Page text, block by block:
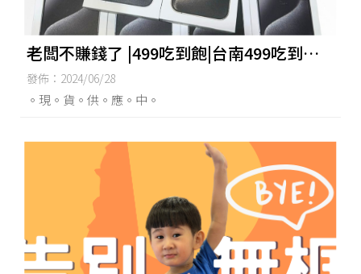
老闆不賺錢了 |499吃到飽|台南499吃到飽|
東區499吃到飽
發佈：2024/06/28
。現。貨。供。應。中。